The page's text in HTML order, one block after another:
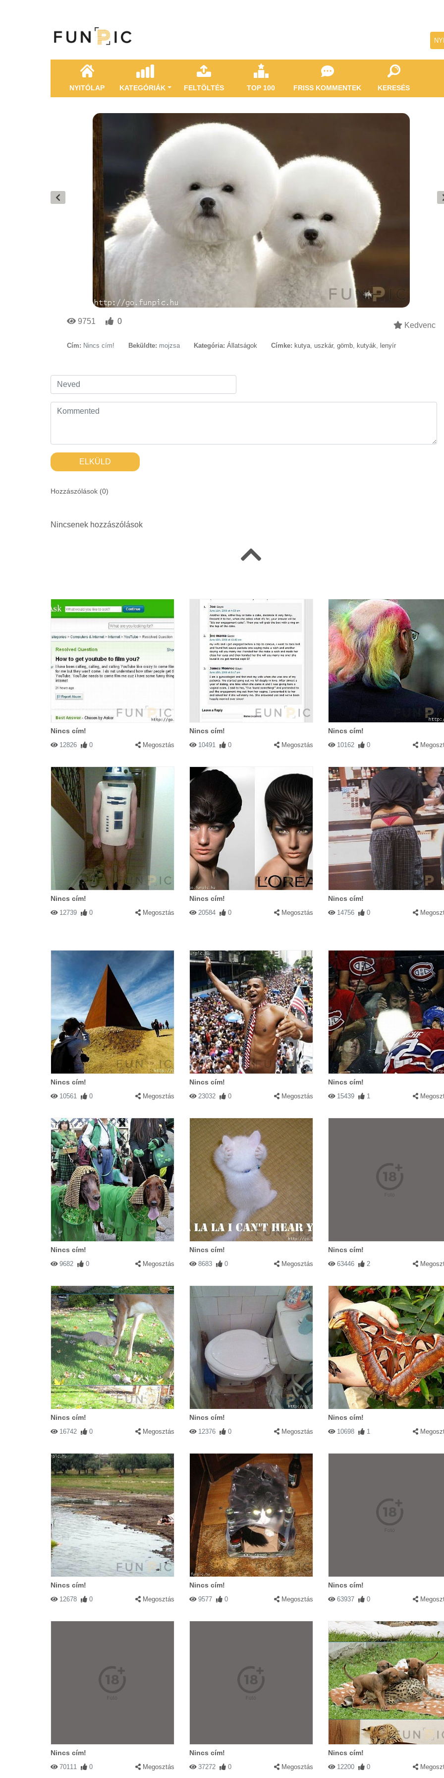
NYITÓLAP KATEGÓRIÁK FELTÖLTÉS TOP 100 FRISS KOMMENTEK KERESÉS
9751 0 Kedvenc
Cím: Nincs cím! Beküldte: mojzsa Kategória: Állatságok Címke: kutya, uszkár, gömb, kutyák, lenyír
ELKÜLD
Hozzászólások (0)
Nincsenek hozzászólások
Nincs cím!
12826 0 Megosztás
Nincs cím!
10491 0 Megosztás
Nincs cím!
10162 0
Nincs cím!
12739 0 Megosztás
Nincs cím!
20584 0 Megosztás
Nincs cím!
14756 0
Nincs cím!
10561 0 Megosztás
Nincs cím!
23032 0 Megosztás
Nincs cím!
15439 1
Nincs cím!
9682 0 Megosztás
Nincs cím!
8683 0 Megosztás
Nincs cím!
63446 2
Nincs cím!
16742 0 Megosztás
Nincs cím!
12376 0 Megosztás
Nincs cím!
10698 1
Nincs cím!
12678 0 Megosztás
Nincs cím!
9577 0 Megosztás
Nincs cím!
63937 0
Nincs cím!
70111 0 Megosztás
Nincs cím!
37272 0 Megosztás
Nincs cím!
12200 0